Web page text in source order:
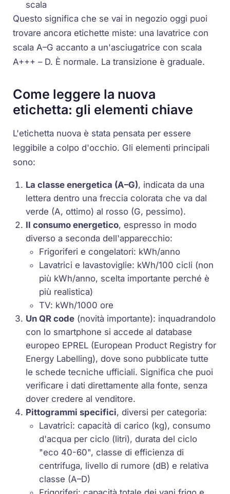
scala
Questo significa che se vai in negozio oggi puoi
trovare ancora etichette miste: una lavatrice con
scala A–G accanto a un'asciugatrice con scala
A+++ – D. È normale. La transizione è graduale.
Come leggere la nuova
etichetta: gli elementi chiave
L'etichetta nuova è stata pensata per essere
leggibile a colpo d'occhio. Gli elementi principali
sono:
La classe energetica (A–G), indicata da una
lettera dentro una freccia colorata che va dal
verde (A, ottimo) al rosso (G, pessimo).
Il consumo energetico, espresso in modo
diverso a seconda dell'apparecchio:
Frigoriferi e congelatori: kWh/anno
Lavatrici e lavastoviglie: kWh/100 cicli (non
più kWh/anno, scelta importante perché è
più realistica)
TV: kWh/1000 ore
Un QR code (novità importante): inquadrandolo
con lo smartphone si accede al database
europeo EPREL (European Product Registry for
Energy Labelling), dove sono pubblicate tutte
le schede tecniche ufficiali. Significa che puoi
verificare i dati direttamente alla fonte, senza
dover credere al venditore.
Pittogrammi specifici, diversi per categoria:
Lavatrici: capacità di carico (kg), consumo
d'acqua per ciclo (litri), durata del ciclo
"eco 40-60", classe di efficienza di
centrifuga, livello di rumore (dB) e relativa
classe (A–D)